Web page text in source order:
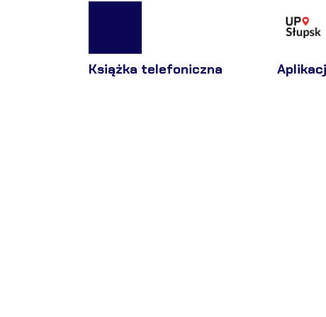
Książka telefoniczna